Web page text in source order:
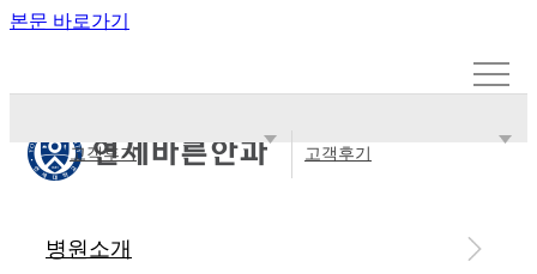
본문 바로가기
병원소개
고객후기 고객후기